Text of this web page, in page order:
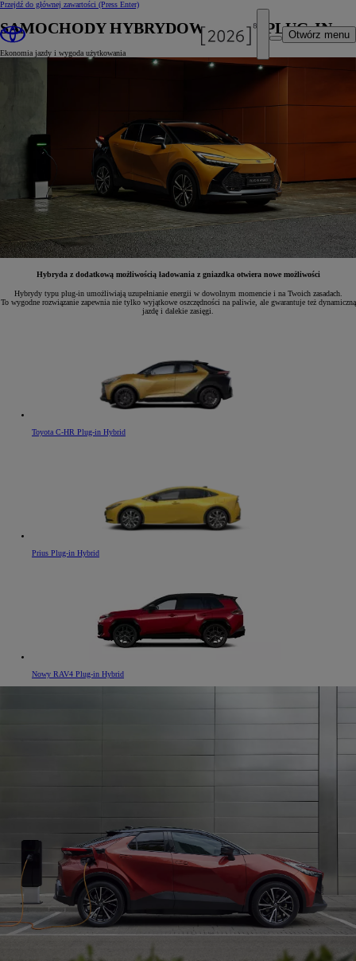
Przejdź do głównej zawartości (Press Enter)
Otwórz menu
SAMOCHODY HYBRYDOWE TYPU PLUG-IN
Ekonomia jazdy i wygoda użytkowania
Hybryda z dodatkową możliwością ładowania z gniazdka otwiera nowe możliwości
Hybrydy typu plug-in umożliwiają uzupełnianie energii w dowolnym momencie i na Twoich zasadach.
To wygodne rozwiązanie zapewnia nie tylko wyjątkowe oszczędności na paliwie, ale gwarantuje też dynamiczną
jazdę i dalekie zasięgi.
Toyota C-HR Plug-in Hybrid
Prius Plug-in Hybrid
Nowy RAV4 Plug-in Hybrid